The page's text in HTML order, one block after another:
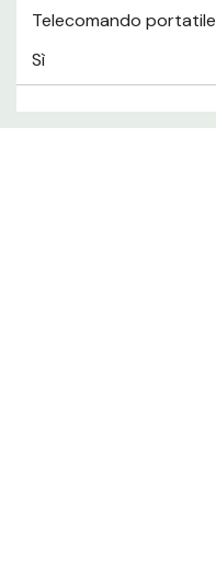
Telecomando portatile
Sì